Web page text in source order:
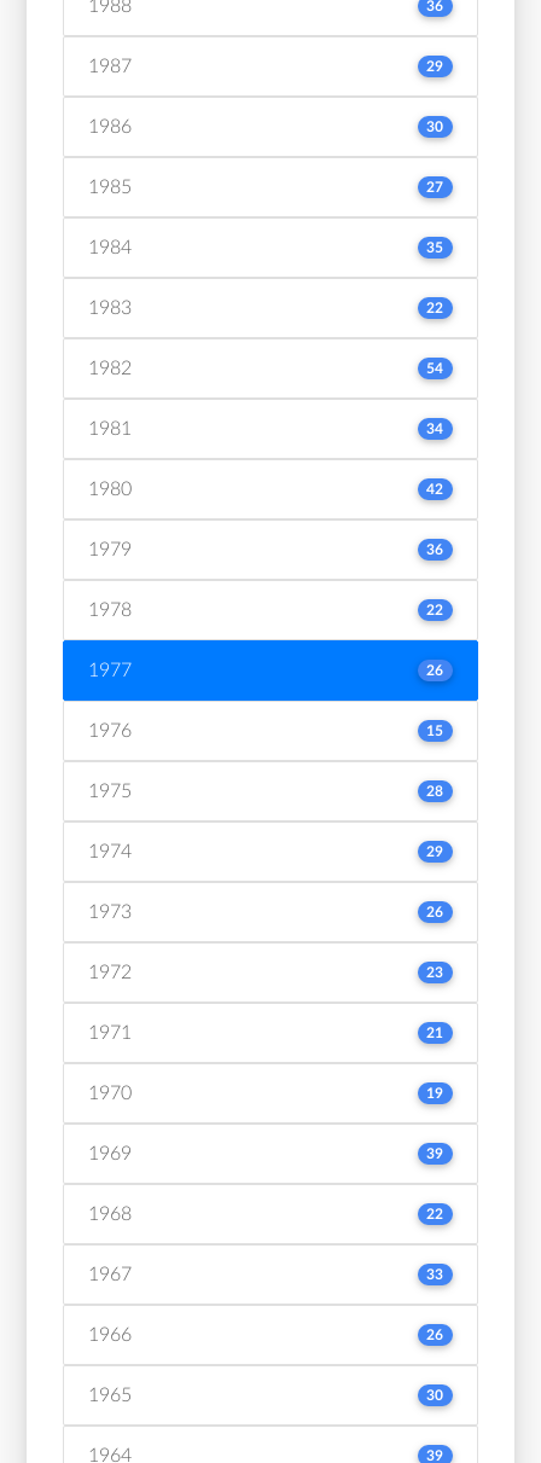
1988 36
1987 29
1986 30
1985 27
1984 35
1983 22
1982 54
1981 34
1980 42
1979 36
1978 22
1977 26
1976 15
1975 28
1974 29
1973 26
1972 23
1971 21
1970 19
1969 39
1968 22
1967 33
1966 26
1965 30
1964 39